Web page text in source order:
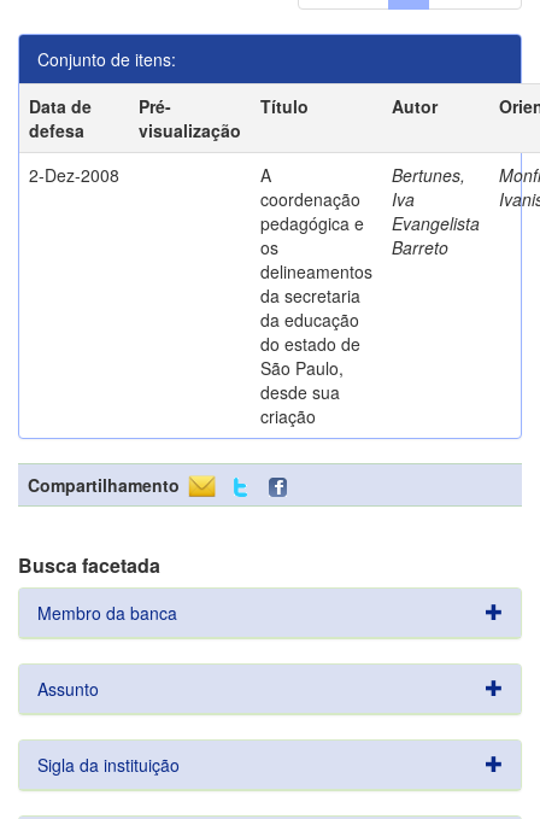
Conjunto de itens:
Data de
defesa
Pré-
visualização
Título Autor
2-Dez-2008
A
coordenação
pedagógica e
os
delineamentos
da secretaria
da educação
do estado de
São Paulo,
desde sua
criação
Bertunes,
Iva
Evangelista
Barreto
Compartilhamento
Busca facetada
Membro da banca
Assunto
Sigla da instituição